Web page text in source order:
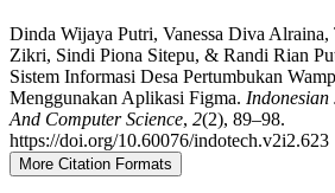
Dinda Wijaya Putri, Vanessa Diva
Zikri, Sindi Piona Sitepu, & Randi Rian
Sistem Informasi Desa Pertumbukan
Menggunakan Aplikasi Figma.
And Computer Science, 2(2), 89–98.
https://doi.org/10.60076/indotech.v2i2.623
More Citation Formats